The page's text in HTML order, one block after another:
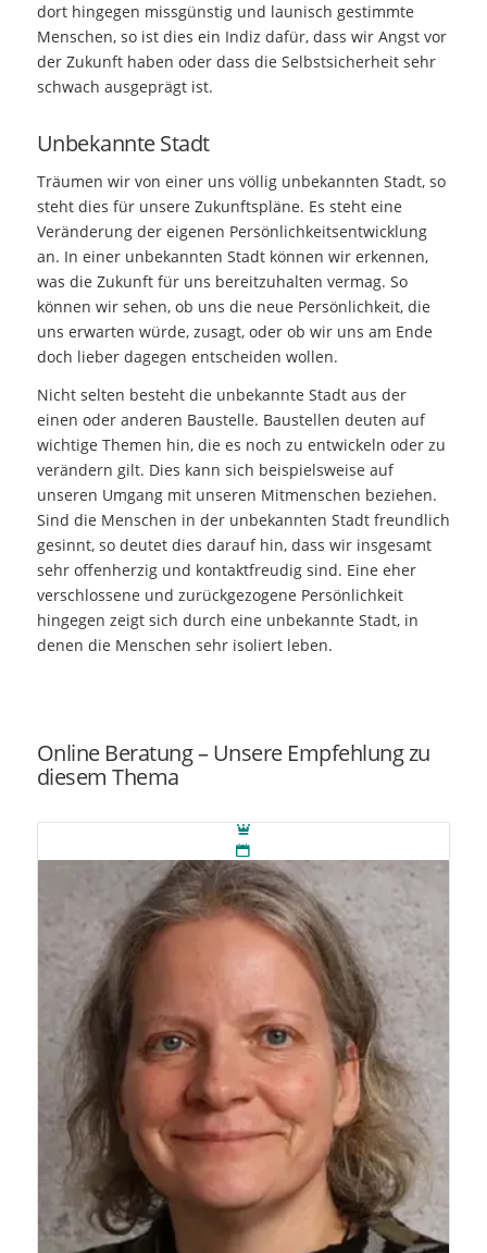
dort hingegen missgünstig und launisch gestimmte
Menschen, so ist dies ein Indiz dafür, dass wir Angst vor
der Zukunft haben oder dass die Selbstsicherheit sehr
schwach ausgeprägt ist.
Unbekannte Stadt
Träumen wir von einer uns völlig unbekannten Stadt, so
steht dies für unsere Zukunftspläne. Es steht eine
Veränderung der eigenen Persönlichkeitsentwicklung
an. In einer unbekannten Stadt können wir erkennen,
was die Zukunft für uns bereitzuhalten vermag. So
können wir sehen, ob uns die neue Persönlichkeit, die
uns erwarten würde, zusagt, oder ob wir uns am Ende
doch lieber dagegen entscheiden wollen.
Nicht selten besteht die unbekannte Stadt aus der
einen oder anderen Baustelle. Baustellen deuten auf
wichtige Themen hin, die es noch zu entwickeln oder zu
verändern gilt. Dies kann sich beispielsweise auf
unseren Umgang mit unseren Mitmenschen beziehen.
Sind die Menschen in der unbekannten Stadt freundlich
gesinnt, so deutet dies darauf hin, dass wir insgesamt
sehr offenherzig und kontaktfreudig sind. Eine eher
verschlossene und zurückgezogene Persönlichkeit
hingegen zeigt sich durch eine unbekannte Stadt, in
denen die Menschen sehr isoliert leben.
Online Beratung – Unsere Empfehlung zu
diesem Thema